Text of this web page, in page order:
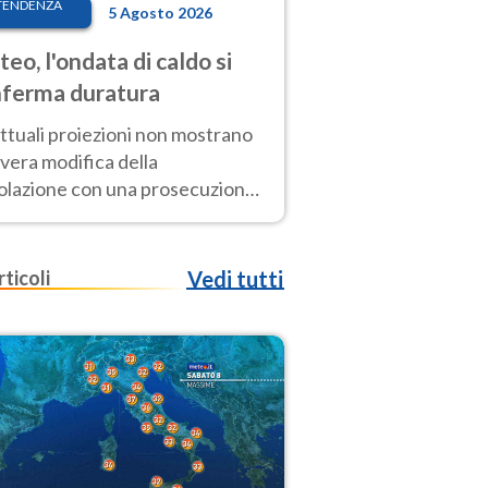
5 Agosto 2026
l'ondata di caldo si
duratura
proiezioni non mostrano
modifica della
con una prosecuzione
fuori scala per molti
Vedi tutti